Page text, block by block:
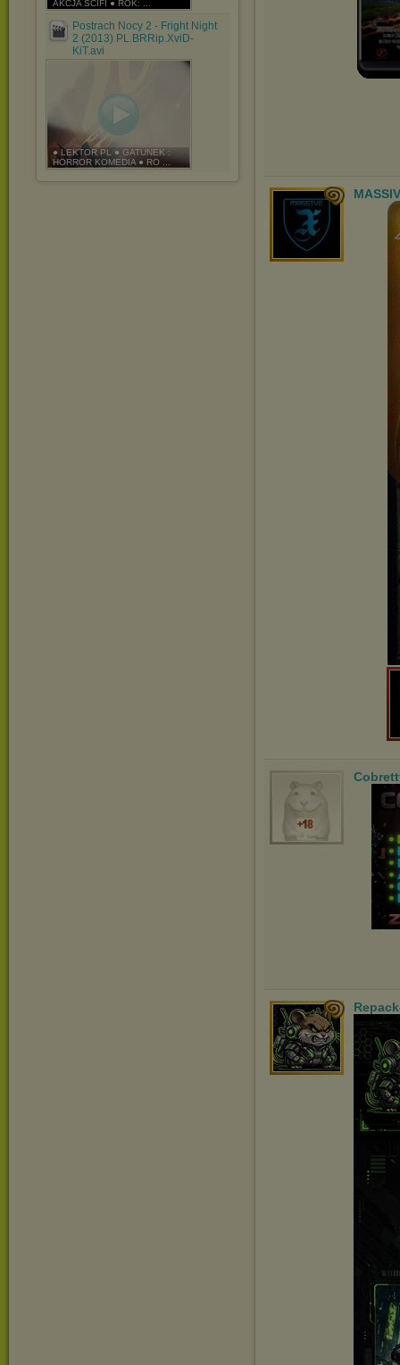
AKCJA SCIFI ● ROK: ...
Postrach Nocy 2 - Fright Night
2 (2013) PL.BRRip.XviD-
KiT.avi
● LEKTOR PL ● GATUNEK :
HORROR KOMEDIA ● RO ...